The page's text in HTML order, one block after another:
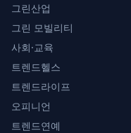
그린산업
그린 모빌리티
사회·교육
트렌드헬스
트렌드라이프
오피니언
트렌드연예